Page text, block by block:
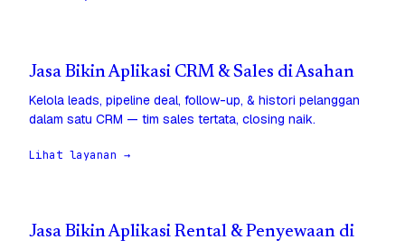
Jasa Bikin Aplikasi CRM & Sales di Asahan
Kelola leads, pipeline deal, follow-up, & histori pelanggan
dalam satu CRM — tim sales tertata, closing naik.
Lihat layanan →
Jasa Bikin Aplikasi Rental & Penyewaan di